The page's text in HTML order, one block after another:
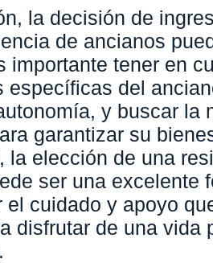
la decisión de
de ancianos
importante tener en
específicas del
y buscar la
garantizar su
la elección de una
ser una excelente
el cuidado y apoyo
disfrutar de una vida